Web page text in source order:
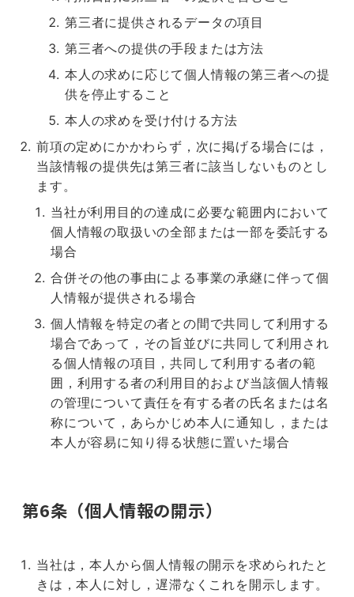
第三者に提供されるデータの項目
第三者への提供の手段または方法
本人の求めに応じて個人情報の第三者への提
供を停止すること
本人の求めを受け付ける方法
前項の定めにかかわらず，次に掲げる場合には，
当該情報の提供先は第三者に該当しないものとし
ます。
当社が利用目的の達成に必要な範囲内において
個人情報の取扱いの全部または一部を委託する
場合
合併その他の事由による事業の承継に伴って個
人情報が提供される場合
個人情報を特定の者との間で共同して利用する
場合であって，その旨並びに共同して利用され
る個人情報の項目，共同して利用する者の範
囲，利用する者の利用目的および当該個人情報
の管理について責任を有する者の氏名または名
称について，あらかじめ本人に通知し，または
本人が容易に知り得る状態に置いた場合
第6条（個人情報の開示）
当社は，本人から個人情報の開示を求められたと
きは，本人に対し，遅滞なくこれを開示します。